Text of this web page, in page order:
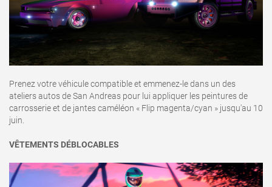
Prenez votre véhicule compatible et emmenez-le dans un des
ateliers autos de San Andreas pour lui appliquer les peintures de
carrosserie et de jantes caméléon « Flip magenta/cyan » jusqu'au 10
juin.
VÊTEMENTS DÉBLOCABLES